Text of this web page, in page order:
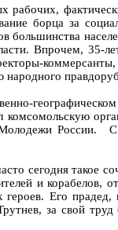
борца за
Впрочем, 35-
народного
сегодня такое
и корабелов,
Его
за свой